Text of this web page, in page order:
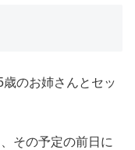
のお姉さんとセッ
その予定の前日に